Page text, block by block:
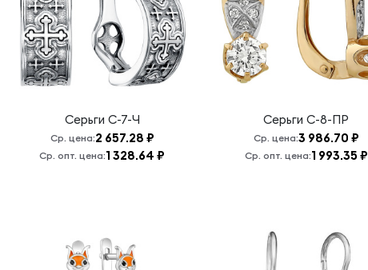
Серьги С-7-Ч
Ср. цена:2 657.28 ₽
Ср. опт. цена:1 328.64 ₽
Серьги С-8-ПР
Ср. цена:3 986.70 ₽
Ср. опт. цена:1 993.35 ₽